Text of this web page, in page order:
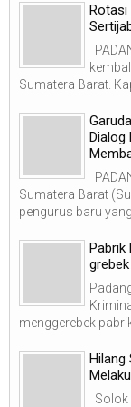
Rotasi
Sumatera Barat.
Dialog
Sumatera Barat
pengurus baru
Pabrik
menggerebek
Hilang
Solok